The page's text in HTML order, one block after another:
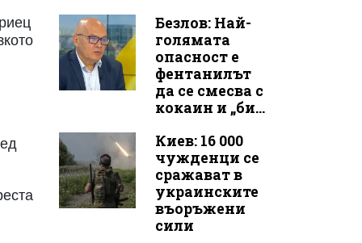
Безлов: Най-
голямата
опасност е
фентанилът
да се смесва с
кокаин и „би...
Киев: 16 000
чужденци се
сражават в
украинските
въоръжени
сили